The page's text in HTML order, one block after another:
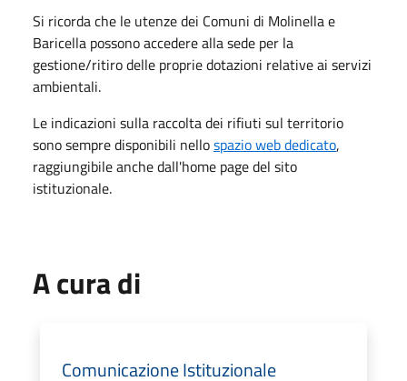
Si ricorda che le utenze dei Comuni di Molinella e
Baricella possono accedere alla sede per la
gestione/ritiro delle proprie dotazioni relative ai servizi
ambientali.
Le indicazioni sulla raccolta dei rifiuti sul territorio
sono sempre disponibili nellospazio web dedicato,
raggiungibile anche dall'home page del sito
istituzionale.
A cura di
Comunicazione Istituzionale